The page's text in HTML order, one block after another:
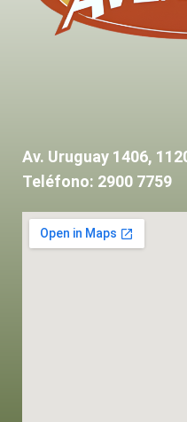
Av. Uruguay 1406,
Teléfono: 2900 7759